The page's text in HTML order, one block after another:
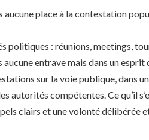
aucune place à la contestation
politiques : réunions, meetings,
aucune entrave mais dans un
sur la voie publique, dans
autorités compétentes. Ce qu’il
clairs et une volonté délibérée